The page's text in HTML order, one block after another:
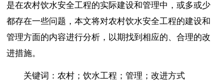
是在农村饮水安全工程的实际建设和管理中，或多或少
都存在一些问题，本文将对农村饮水安全工程的建设和
管理方面的内容进行分析，以期找到相应的、合理的改
进措施。
关键词：农村；饮水工程；管理；改进方式